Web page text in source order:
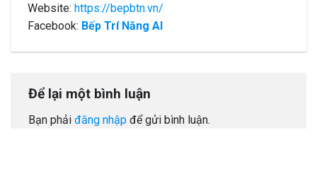
Website: https://bepbtn.vn/
Facebook: Bếp Trí Năng AI
Để lại một bình luận
Bạn phải đăng nhập để gửi bình luận.